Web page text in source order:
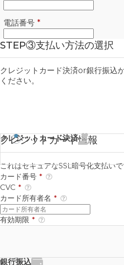
電話番号 *必須
STEP③支払い方法の選択
クレジットカード決済or銀行振込
ください。
クレジットカード決済
クレジットカード情報
これはセキュアなSSL暗号化支払い
カード番号 *
CVC *
カード所有者名 *
有効期限 *
銀行振込